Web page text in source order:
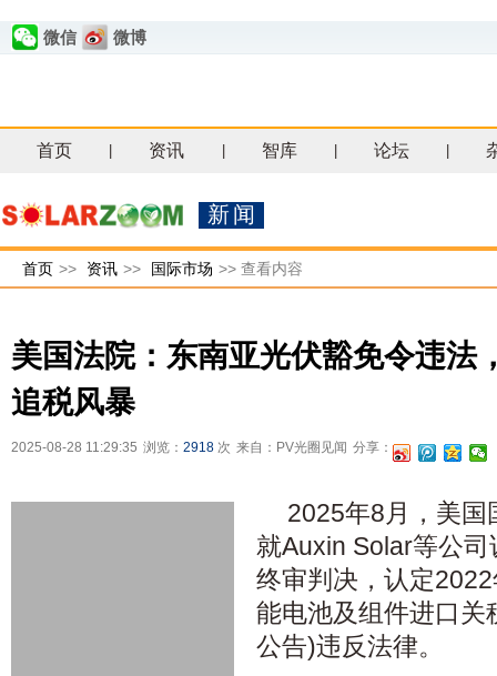
微信 微博
首页 资讯 智库 论坛
新闻
首页 >> 资讯 >> 国际市场 >> 查看内容
美国法院：东南亚光伏豁免令违法
追税风暴
2025-08-28 11:29:35 浏览： 2918 次 来自：PV光圈见闻 分享：
2025年8月，美国
就Auxin Solar等公
终审判决，认定
能电池及组件进口关
公告)违反法律。